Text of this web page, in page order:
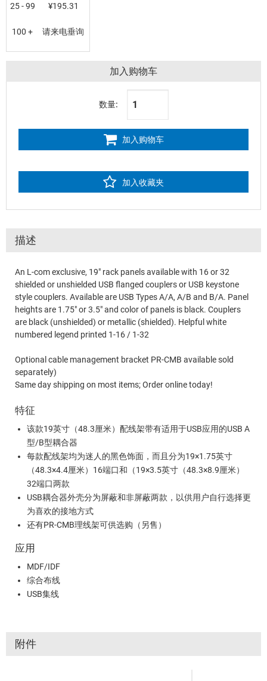
25 - 99 ¥195.31
100 + 请来电垂询
加入购物车
数量:
加入购物车
加入收藏夹
描述
An L-com exclusive, 19" rack panels available with 16 or 32
shielded or unshielded USB flanged couplers or USB keystone
style couplers. Available are USB Types A/A, A/B and B/A. Panel
heights are 1.75" or 3.5" and color of panels is black. Couplers
are black (unshielded) or metallic (shielded). Helpful white
numbered legend printed 1-16 / 1-32
Optional cable management bracket PR-CMB available sold
separately)
Same day shipping on most items; Order online today!
特征
该款19英寸（48.3厘米）配线架带有适用于USB应用的USB A
型/B型耦合器
每款配线架均为迷人的黑色饰面，而且分为19×1.75英寸
（48.3×4.4厘米）16端口和（19×3.5英寸（48.3×8.9厘米）
32端口两款
USB耦合器外壳分为屏蔽和非屏蔽两款，以供用户自行选择更
为喜欢的接地方式
还有PR-CMB理线架可供选购（另售）
应用
MDF/IDF
综合布线
USB集线
附件